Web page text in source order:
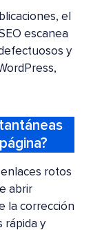
el
escanea
y
rotos
abrir
la corrección
rápida y